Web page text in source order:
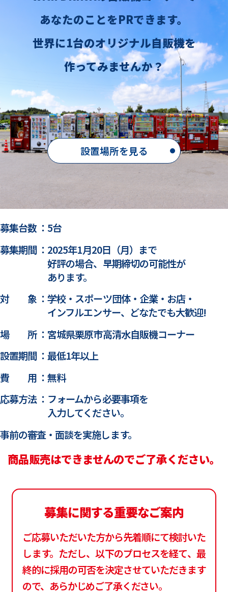
あなたのことをPRできます。
世界に1台のオリジナル自販機を
作ってみませんか？
設置場所を見る
募集台数 ： 5台
募集期間 ： 2025年1月20日（月）まで
好評の場合、早期締切の可能性が
あります。
対 象 ：学校・スポーツ団体・企業・お店・
インフルエンサー、どなたでも大歓迎!
場 所 ： 宮城県栗原市高清水自販機コーナー
設置期間 ：最低1年以上
費 用 ：無料
応募方法 ： フォームから必要事項を
入力してください。
事前の審査・面談を実施します。
商品販売はできませんのでご了承ください。
募集に関する重要なご案内
ご応募いただいた方から先着順にて検討いた
します。 ただし、以下のプロセスを経て、最
終的に採用の可否を決定させていただきます
ので、あらかじめご了承ください。